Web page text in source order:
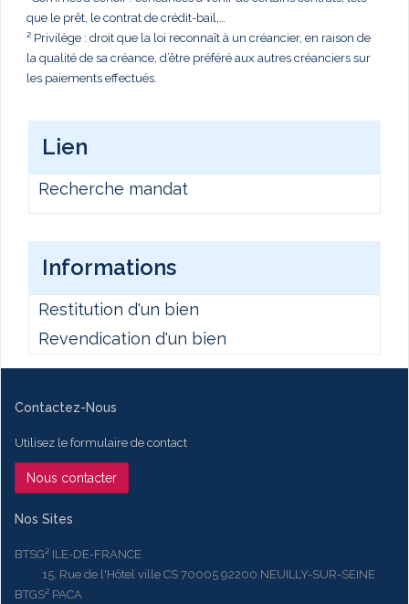
que le prêt, le contrat de crédit-bail,…
² Privilège : droit que la loi reconnaît à un créancier, en raison de
la qualité de sa créance, d’être préféré aux autres créanciers sur
les paiements effectués.
Lien
Recherche mandat
Informations
Restitution d'un bien
Revendication d'un bien
Contactez-Nous
Utilisez le formulaire de contact
Nous contacter
Nos Sites
BTSG² ILE-DE-FRANCE
15, Rue de l'Hôtel ville CS 70005 92200 NEUILLY-SUR-SEINE
BTGS² PACA